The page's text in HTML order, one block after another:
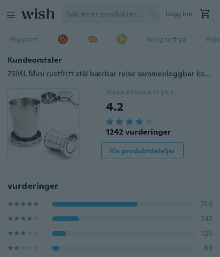
Logg inn
Populært Nylig sett på
Kundeomtaler
75ML Mini rustfritt stål bærbar reise sammenleggbar kopp teleskopisk
Helhetsinntrykk
4.2
1242 vurderinger
Vis produktdetaljer
vurderinger
744
242
126
68